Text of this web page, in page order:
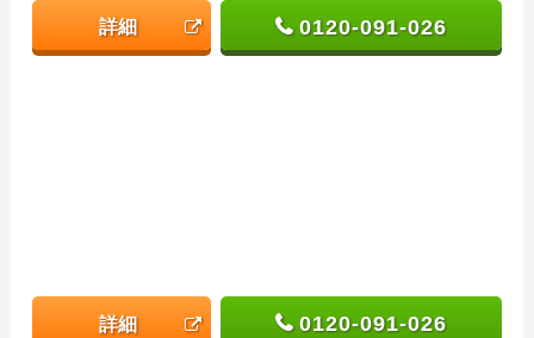
詳細 0120-091-026
詳細 0120-091-026